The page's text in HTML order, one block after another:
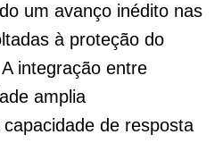
um avanço inédito nas
à proteção do
integração entre
amplia
de resposta